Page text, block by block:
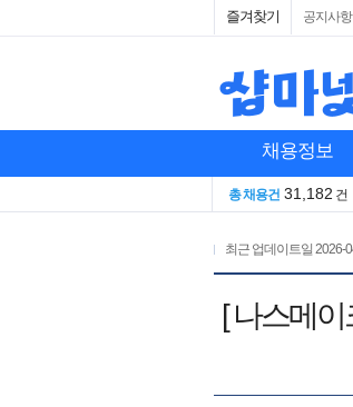
즐겨찾기 공지사항
채용정보
총 채용건 31,182 건
최근 업데이트일 2026-
[ 나스메